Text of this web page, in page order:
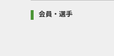
会員・選手